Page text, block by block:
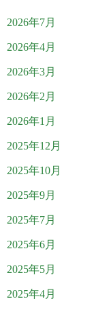
2026年7月
2026年4月
2026年3月
2026年2月
2026年1月
2025年12月
2025年10月
2025年9月
2025年7月
2025年6月
2025年5月
2025年4月